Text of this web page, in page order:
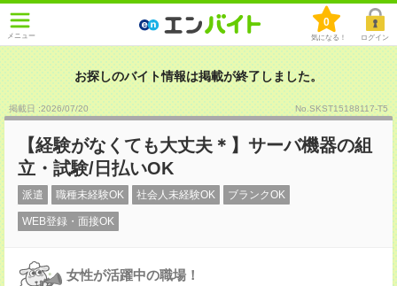
メニュー
0
気になる！ ログイン
お探しのバイト情報は掲載が終了しました。
掲載日 :2026/07/20 No.SKST15188117-T5
【経験がなくても大丈夫＊】サーバ機器の組
立・試験/日払いOK
派遣 職種未経験OK 社会人未経験OK ブランクOK
WEB登録・面接OK
女性が活躍中の職場！